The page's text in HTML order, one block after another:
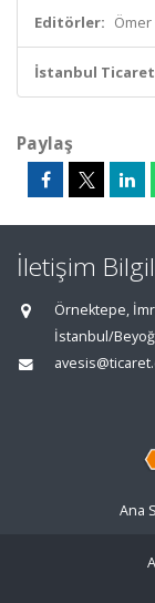
Editörler:
İstanbul
Paylaş
İletişim
Örnektepe,
İstanbul/
Ana